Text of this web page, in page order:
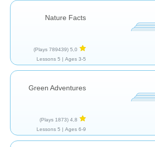
Nature Facts
5,0
(789439 Plays)
Ages 3-5 |
5 Lessons
Green Adventures
4,8
(1873 Plays)
Ages 6-9 |
5 Lessons